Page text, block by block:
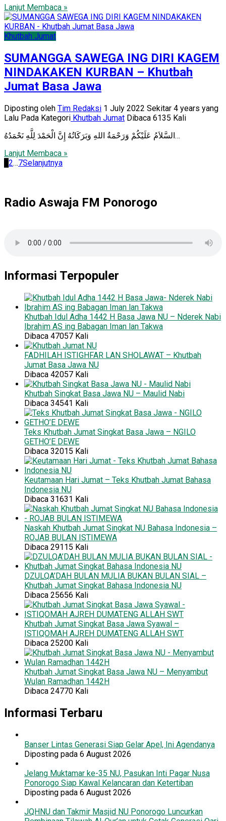
Lanjut Membaca »
Khutbah Jumat
SUMANGGA SAWEGA ING DIRI KAGEM
NINDAKAKEN KURBAN – Khutbah
Jumat Basa Jawa
Diposting oleh Tim Redaksi 1 July 2022 Sekitar 4 years yang
Lalu Pada Kategori Khutbah Jumat Dibaca 6135 Kali
السَّلاَمُ عَلَيْكُمْ وَرَحْمَةُ اللهِ وَبَرَكَاتُهُ إِنَّ الْحَمْدَ لِلَّهِ نَحْمَدُهُ…
Lanjut Membaca »
Posts
2…7Selanjutnya
Radio Aswaja FM Ponorogo
Informasi Terpopuler
Khutbah Idul Adha 1442 H Basa Jawa NU – Nderek Nabi
Ibrahim AS ing Babagan Iman lan Takwa
Dibaca 47057 Kali
FADHILAH ISTIGHFAR LAN SHOLAWAT – Khutbah
Jumat Basa Jawa NU
Dibaca 42057 Kali
Khutbah Singkat Basa Jawa NU – Maulid Nabi
Dibaca 34541 Kali
Teks Khutbah Jumat Singkat Basa Jawa – NGILO
GETHO’E DEWE
Dibaca 32015 Kali
Keutamaan Hari Jumat – Teks Khutbah Jumat Bahasa
Indonesia NU
Dibaca 31631 Kali
Naskah Khutbah Jumat Singkat NU Bahasa Indonesia –
ROJAB BULAN ISTIMEWA
Dibaca 29115 Kali
DZULQA’DAH BULAN MULIA BUKAN BULAN SIAL –
Khutbah Jumat Singkat Bahasa Indonesia NU
Dibaca 25656 Kali
Khutbah Jumat Singkat Basa Jawa Syawal –
ISTIQOMAH AJREH DUMATENG ALLAH SWT
Dibaca 25200 Kali
Khutbah Jumat Singkat Basa Jawa NU – Menyambut
Wulan Ramadhan 1442H
Dibaca 24770 Kali
Informasi Terbaru
Banser Lintas Generasi Siap Gelar Apel, Ini Agendanya
Diposting pada 6 August 2026
Jelang Muktamar ke-35 NU, Pasukan Inti Pagar Nusa
Ponorogo Siap Kawal Kelancaran dan Ketertiban
Diposting pada 6 August 2026
JQHNU dan Takmir Masjid NU Ponorogo Luncurkan